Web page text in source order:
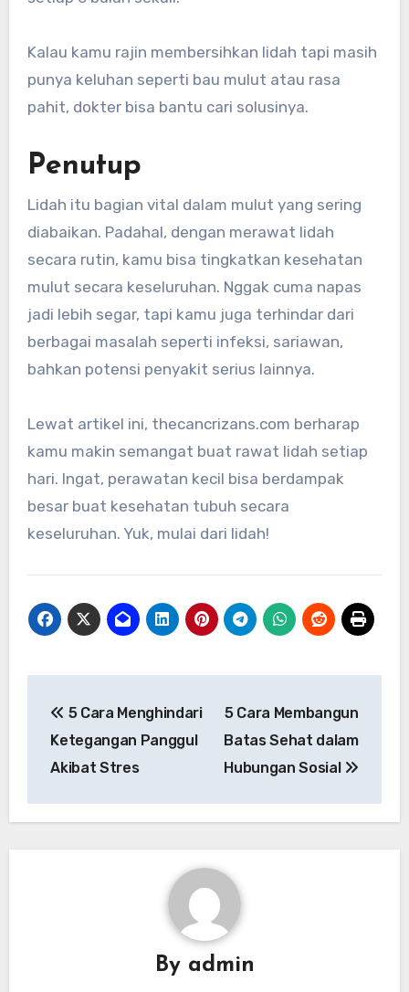
Kalau kamu rajin membersihkan lidah tapi masih
punya keluhan seperti bau mulut atau rasa
pahit, dokter bisa bantu cari solusinya.
Penutup
Lidah itu bagian vital dalam mulut yang sering
diabaikan. Padahal, dengan merawat lidah
secara rutin, kamu bisa tingkatkan kesehatan
mulut secara keseluruhan. Nggak cuma napas
jadi lebih segar, tapi kamu juga terhindar dari
berbagai masalah seperti infeksi, sariawan,
bahkan potensi penyakit serius lainnya.
Lewat artikel ini, thecancrizans.com berharap
kamu makin semangat buat rawat lidah setiap
hari. Ingat, perawatan kecil bisa berdampak
besar buat kesehatan tubuh secara
keseluruhan. Yuk, mulai dari lidah!
pos
5 Cara Menghindari
Ketegangan Panggul
Akibat Stres
5 Cara Membangun
Batas Sehat dalam
Hubungan Sosial
By admin